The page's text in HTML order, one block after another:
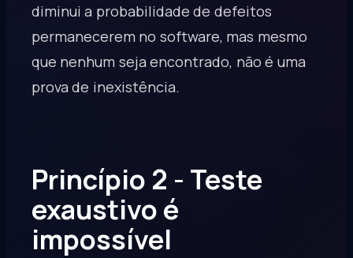
diminui a probabilidade de defeitos
permanecerem no software, mas mesmo
que nenhum seja encontrado, não é uma
prova de inexistência.
Princípio 2 - Teste
exaustivo é
impossível